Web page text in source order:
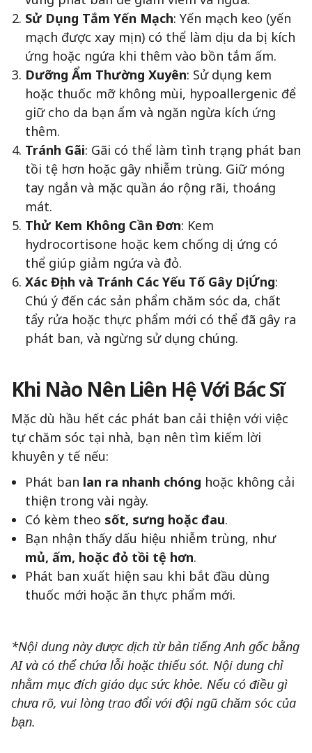
Sử Dụng Tắm Yến Mạch: Yến mạch keo (yến
mạch được xay mịn) có thể làm dịu da bị kích
ứng hoặc ngứa khi thêm vào bồn tắm ấm.
Dưỡng Ẩm Thường Xuyên: Sử dụng kem
hoặc thuốc mỡ không mùi, hypoallergenic để
giữ cho da bạn ẩm và ngăn ngừa kích ứng
thêm.
Tránh Gãi: Gãi có thể làm tình trạng phát ban
tồi tệ hơn hoặc gây nhiễm trùng. Giữ móng
tay ngắn và mặc quần áo rộng rãi, thoáng
mát.
Thử Kem Không Cần Đơn: Kem
hydrocortisone hoặc kem chống dị ứng có
thể giúp giảm ngứa và đỏ.
Xác Định và Tránh Các Yếu Tố Gây Dị Ứng:
Chú ý đến các sản phẩm chăm sóc da, chất
tẩy rửa hoặc thực phẩm mới có thể đã gây ra
phát ban, và ngừng sử dụng chúng.
Khi Nào Nên Liên Hệ Với Bác Sĩ
Mặc dù hầu hết các phát ban cải thiện với việc
tự chăm sóc tại nhà, bạn nên tìm kiếm lời
khuyên y tế nếu:
Phát ban lan ra nhanh chóng hoặc không cải
thiện trong vài ngày.
Có kèm theo sốt, sưng hoặc đau.
Bạn nhận thấy dấu hiệu nhiễm trùng, như
mủ, ấm, hoặc đỏ tồi tệ hơn.
Phát ban xuất hiện sau khi bắt đầu dùng
thuốc mới hoặc ăn thực phẩm mới.
*Nội dung này được dịch từ bản tiếng Anh gốc bằng
AI và có thể chứa lỗi hoặc thiếu sót. Nội dung chỉ
nhằm mục đích giáo dục sức khỏe. Nếu có điều gì
chưa rõ, vui lòng trao đổi với đội ngũ chăm sóc của
bạn.